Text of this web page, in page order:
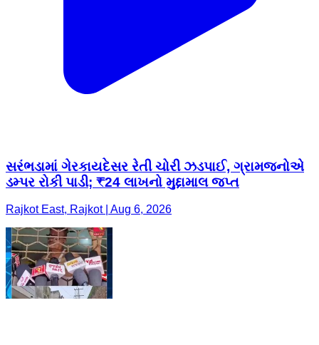
સરંભડામાં ગેરકાયદેસર રેતી ચોરી ઝડપાઈ, ગ્રામજનોએ
ડમ્પર રોકી પાડી; ₹24 લાખનો મુદ્દામાલ જપ્ત
Rajkot East, Rajkot | Aug 6, 2026